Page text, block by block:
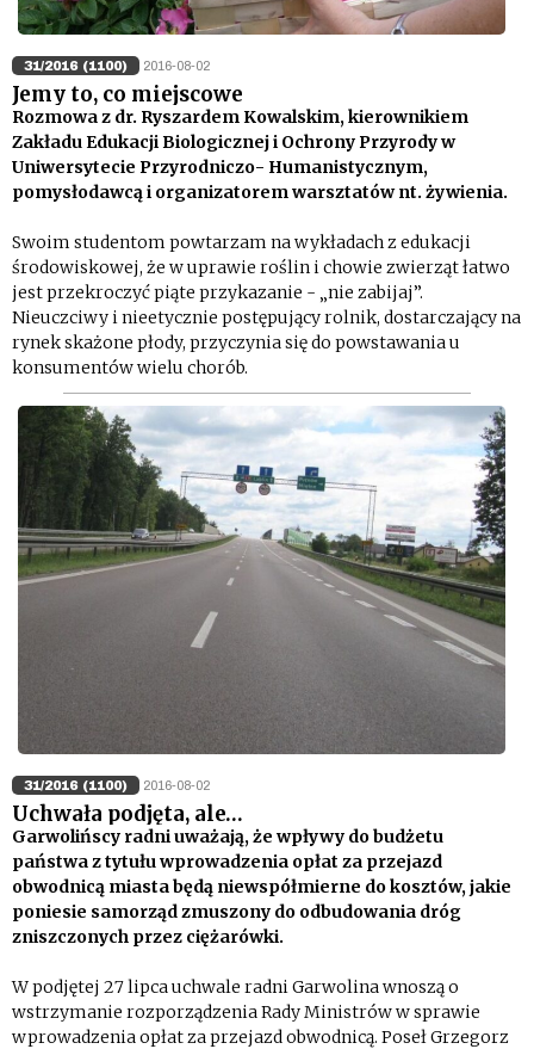
31/2016 (1100) 2016-08-02
Jemy to, co miejscowe
Rozmowa z dr. Ryszardem Kowalskim, kierownikiem
Zakładu Edukacji Biologicznej i Ochrony Przyrody w
Uniwersytecie Przyrodniczo- Humanistycznym,
pomysłodawcą i organizatorem warsztatów nt. żywienia.
Swoim studentom powtarzam na wykładach z edukacji
środowiskowej, że w uprawie roślin i chowie zwierząt łatwo
jest przekroczyć piąte przykazanie - „nie zabijaj”.
Nieuczciwy i nieetycznie postępujący rolnik, dostarczający na
rynek skażone płody, przyczynia się do powstawania u
konsumentów wielu chorób.
31/2016 (1100) 2016-08-02
Uchwała podjęta, ale…
Garwolińscy radni uważają, że wpływy do budżetu
państwa z tytułu wprowadzenia opłat za przejazd
obwodnicą miasta będą niewspółmierne do kosztów, jakie
poniesie samorząd zmuszony do odbudowania dróg
zniszczonych przez ciężarówki.
W podjętej 27 lipca uchwale radni Garwolina wnoszą o
wstrzymanie rozporządzenia Rady Ministrów w sprawie
wprowadzenia opłat za przejazd obwodnicą. Poseł Grzegorz